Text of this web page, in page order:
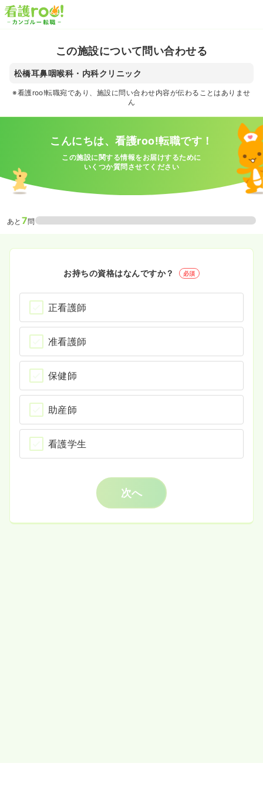
この施設について問い合わせる
松橋耳鼻咽喉科・内科クリニック
※看護roo!転職宛であり、施設に問い合わせ内容が伝わることはありませ
ん
こんにちは、看護roo!転職です！
この施設に関する情報をお届けするために
いくつか質問させてください
あと 7問
お持ちの資格はなんですか？ 必須
正看護師
准看護師
保健師
助産師
看護学生
次へ